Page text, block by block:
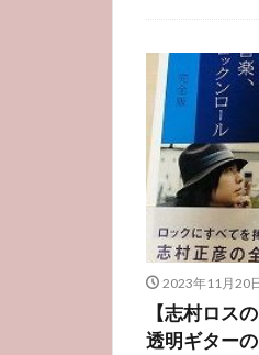
2023年11月20
【志村ロス
透明ギター